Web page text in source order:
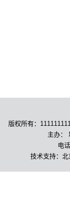
版权所有：
主办：
电
技术支持：